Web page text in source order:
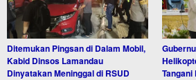
Ditemukan Pingsan di Dalam Mobil,
Kabid Dinsos Lamandau
Dinyatakan Meninggal di RSUD